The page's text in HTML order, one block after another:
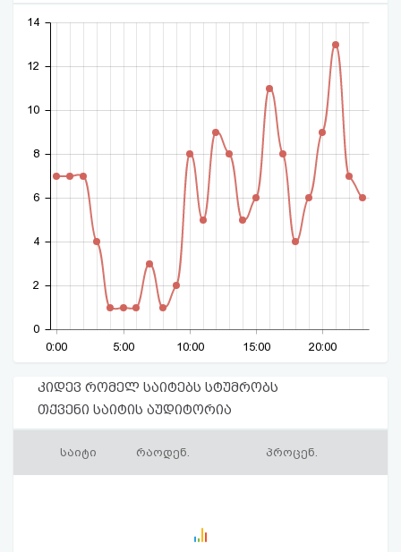
0:00 5:00 10:00 15:00 20:00
0
2
4
6
8
10
12
14
კიდევ რომელ საიტებს სტუმრობს
თქვენი საიტის აუდიტორია
საიტი რაოდენ. პროცენ.